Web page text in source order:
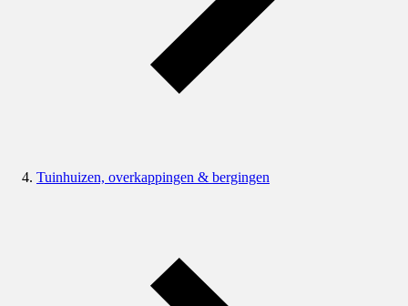
Tuinhuizen, overkappingen & bergingen